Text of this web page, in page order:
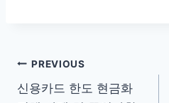
글
내
PREVIOUS
신용카드 한도 현금화